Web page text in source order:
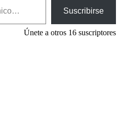
Suscribirse
Únete a otros 16 suscriptores